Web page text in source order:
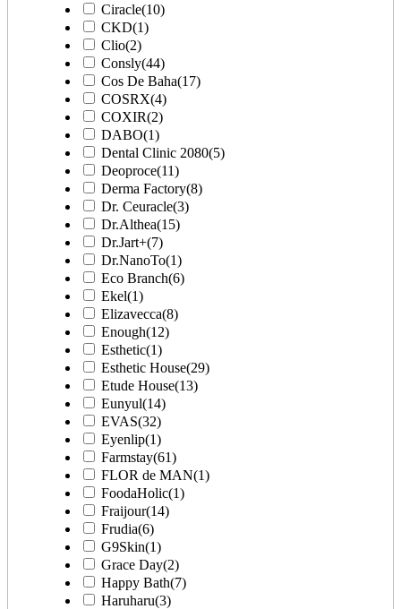
Ciracle(10)
CKD(1)
Clio(2)
Consly(44)
Cos De Baha(17)
COSRX(4)
COXIR(2)
DABO(1)
Dental Clinic 2080(5)
Deoproce(11)
Derma Factory(8)
Dr. Ceuracle(3)
Dr.Althea(15)
Dr.Jart+(7)
Dr.NanoTo(1)
Eco Branch(6)
Ekel(1)
Elizavecca(8)
Enough(12)
Esthetic(1)
Esthetic House(29)
Etude House(13)
Eunyul(14)
EVAS(32)
Eyenlip(1)
Farmstay(61)
FLOR de MAN(1)
FoodaHolic(1)
Fraijour(14)
Frudia(6)
G9Skin(1)
Grace Day(2)
Happy Bath(7)
Haruharu(3)